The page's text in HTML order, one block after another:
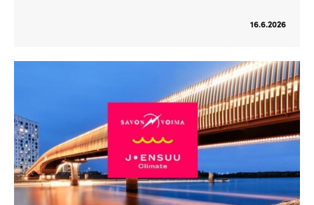
16.6.2026